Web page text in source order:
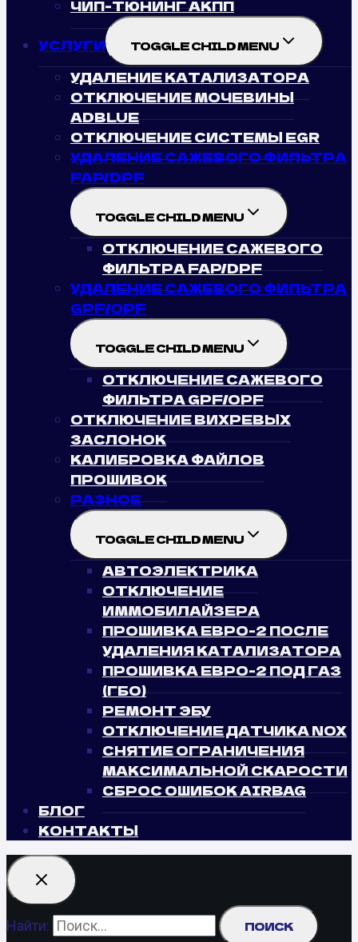
ЧИП-ТЮНИНГ АКПП
УСЛУГИ TOGGLE CHILD MENU
УДАЛЕНИЕ КАТАЛИЗАТОРА
ОТКЛЮЧЕНИЕ МОЧЕВИНЫ
ADBLUE
ОТКЛЮЧЕНИЕ СИСТЕМЫ EGR
УДАЛЕНИЕ САЖЕВОГО ФИЛЬТРА
FAP/DPF
TOGGLE CHILD MENU
ОТКЛЮЧЕНИЕ САЖЕВОГО
ФИЛЬТРА FAP/DPF
УДАЛЕНИЕ САЖЕВОГО ФИЛЬТРА
GPF/OPF
TOGGLE CHILD MENU
ОТКЛЮЧЕНИЕ САЖЕВОГО
ФИЛЬТРА GPF/OPF
ОТКЛЮЧЕНИЕ ВИХРЕВЫХ
ЗАСЛОНОК
КАЛИБРОВКА ФАЙЛОВ
ПРОШИВОК
РАЗНОЕ
TOGGLE CHILD MENU
АВТОЭЛЕКТРИКА
ОТКЛЮЧЕНИЕ
ИММОБИЛАЙЗЕРА
ПРОШИВКА ЕВРО-2 ПОСЛЕ
УДАЛЕНИЯ КАТАЛИЗАТОРА
ПРОШИВКА ЕВРО-2 ПОД ГАЗ
(ГБО)
РЕМОНТ ЭБУ
ОТКЛЮЧЕНИЕ ДАТЧИКА NOX
СНЯТИЕ ОГРАНИЧЕНИЯ
МАКСИМАЛЬНОЙ СКАРОСТИ
СБРОС ОШИБОК AIRBAG
БЛОГ
КОНТАКТЫ
Найти: